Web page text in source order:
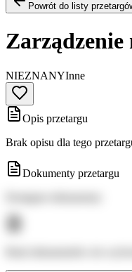
Powrót do listy
Zarządzenie
NIEZNANYInne
Opis przetargu
Brak opisu dla tego
Dokumenty przetargu